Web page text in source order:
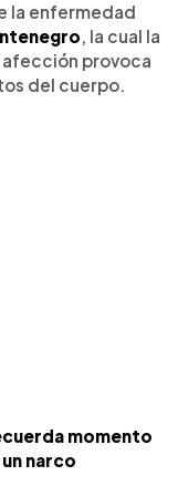
la enfermedad
, la cual la
provoca
del cuerpo.
momento
narco